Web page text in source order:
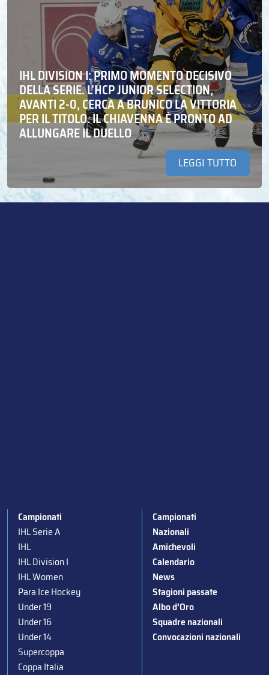
IHL DIVISION I: PRIMO MOMENTO DECISIVO
DELLA SERIE. L’HCP JUNIOR SELECTION,
AVANTI 2-0, CERCA A BRUNICO LA VITTORIA
PER IL TITOLO. IL CHIAVENNA È PRONTO AD
ALLUNGARE IL DUELLO
LEGGI TUTTO
Campionati
IHL Serie A
IHL
IHL Division I
IHL Women
Para Ice Hockey
Under 19
Under 16
Under 14
Supercoppa
Coppa Italia
Campionati
Nazionali
Amichevoli
Calendario
News
Stagioni passate
Albo d’Oro
Squadre nazionali
Convocazioni nazionali